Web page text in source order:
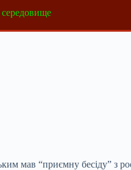
середовище
мав “приємну бесіду” з